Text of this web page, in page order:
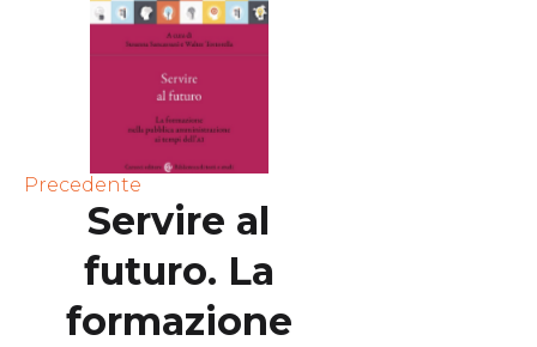
Precedente
Servire al
futuro. La
formazione